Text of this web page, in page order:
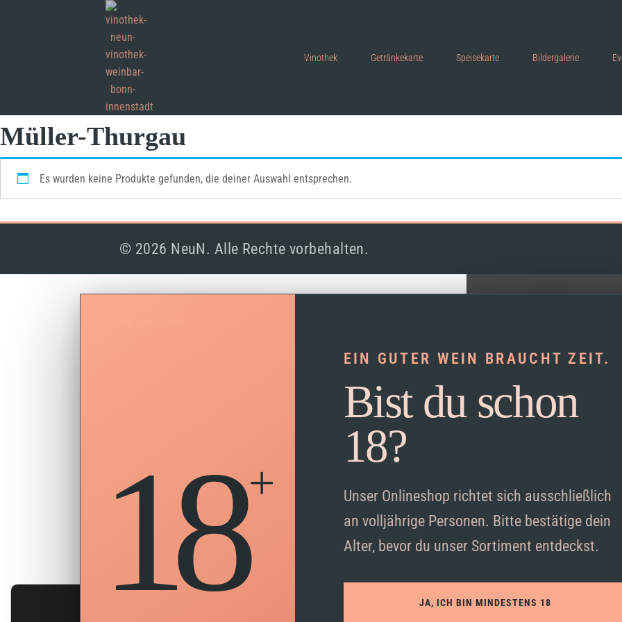
Vinothek Getränkekarte Speisekarte Bildergalerie
Müller-Thurgau
Es wurden keine Produkte gefunden, die deiner Auswahl entsprechen.
© 2026 NeuN. Alle Rechte vorbehalten.
18
EIN GUTER WEIN BRAUCHT ZEIT.
Bist du schon
18?
Unser Onlineshop richtet sich ausschließlich
an volljährige Personen. Bitte bestätige dein
Alter, bevor du unser Sortiment entdeckst.
JA, ICH BIN MINDESTENS 18